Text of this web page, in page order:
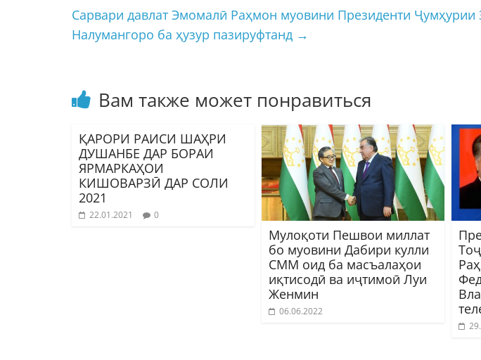
Сарвари давлат Эмомалӣ Раҳмон муовини Президенти
Налумангоро ба ҳузур пазируфтанд →
Вам также может понравиться
ҚАРОРИ РАИСИ ШАҲРИ
ДУШАНБЕ ДАР БОРАИ
ЯРМАРКАҲОИ
КИШОВАРЗӢ ДАР СОЛИ
2021
22.01.2021 0
Мулоқоти Пешвои миллат
бо муовини Дабири кулли
СММ оид ба масъалаҳои
иқтисодӣ ва иҷтимоӣ Луи
Женмин
06.06.2022